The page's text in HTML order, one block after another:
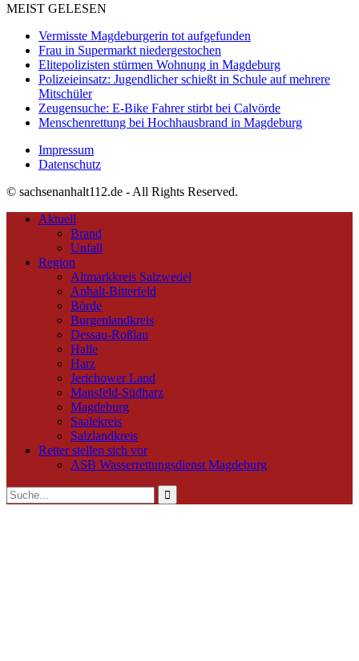
MEIST GELESEN
Vermisste Magdeburgerin tot aufgefunden
Frau in Supermarkt niedergestochen
Elitepolizisten stürmen Wohnung in Magdeburg
Polizeieinsatz: Jugendlicher schießt in Schule auf mehrere
Mitschüler
Zeugensuche: E-Bike Fahrer stirbt bei Calvörde
Menschenrettung bei Hochhausbrand in Magdeburg
Impressum
Datenschutz
© sachsenanhalt112.de - All Rights Reserved.
Aktuell
Brand
Unfall
Region
Altmarkkreis Salzwedel
Anhalt-Bitterfeld
Börde
Burgenlandkreis
Dessau-Roßlau
Halle
Harz
Jerichower Land
Mansfeld-Südharz
Magdeburg
Saalekreis
Salzlandkreis
Retter stellen sich vor
ASB Wasserrettungsdienst Magdeburg